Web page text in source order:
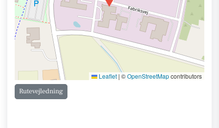
Leaflet | ©OpenStreetMapcontributors
Rutevejledning